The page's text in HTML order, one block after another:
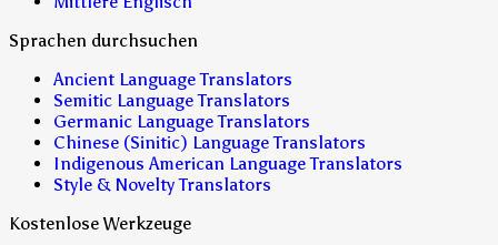
Sprachen durchsuchen
Ancient Language Translators
Semitic Language Translators
Germanic Language Translators
Chinese (Sinitic) Language Translators
Indigenous American Language Translators
Style & Novelty Translators
Kostenlose Werkzeuge